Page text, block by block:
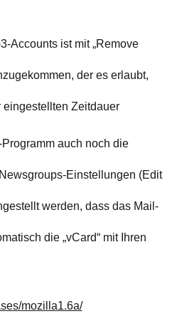
Accounts ist mit „Remove
der es erlaubt,
Zeitdauer
auch noch die
Einstellungen (Edit
werden, dass das Mail-
die „vCard“ mit Ihren
mozilla1.6a/